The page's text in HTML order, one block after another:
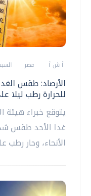
أ ش أ مصر السبت، 08
الأرصاد: طقس الغد
للحرارة رطب ليلا
يتوقع خبراء هيئة
غدا الأحد طقس
الأنحاء، وحار رطب